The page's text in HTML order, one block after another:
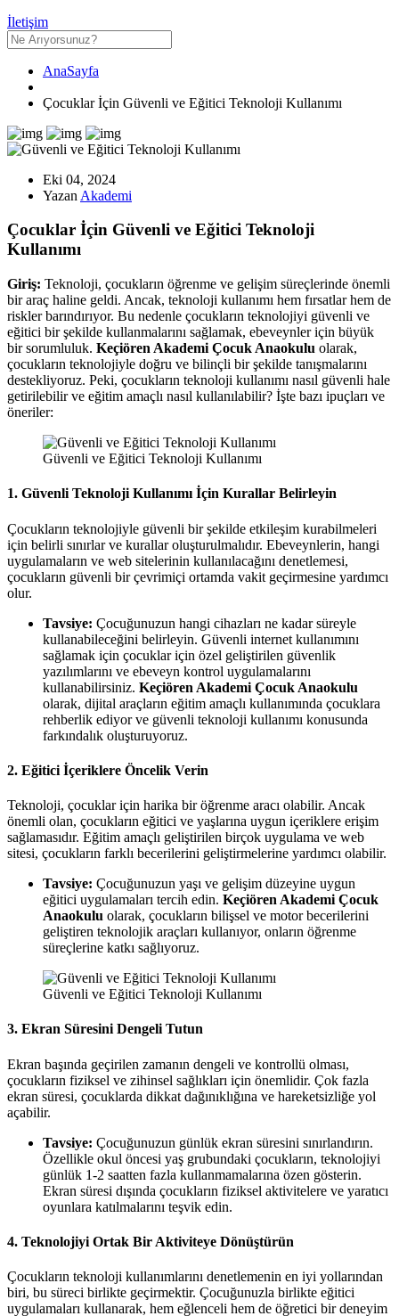
İletişim
AnaSayfa
Çocuklar İçin Güvenli ve Eğitici Teknoloji Kullanımı
Eki 04, 2024
Yazan Akademi
Çocuklar İçin Güvenli ve Eğitici Teknoloji
Kullanımı
Giriş: Teknoloji, çocukların öğrenme ve gelişim süreçlerinde önemli
bir araç haline geldi. Ancak, teknoloji kullanımı hem fırsatlar hem de
riskler barındırıyor. Bu nedenle çocukların teknolojiyi güvenli ve
eğitici bir şekilde kullanmalarını sağlamak, ebeveynler için büyük
bir sorumluluk. Keçiören Akademi Çocuk Anaokulu olarak,
çocukların teknolojiyle doğru ve bilinçli bir şekilde tanışmalarını
destekliyoruz. Peki, çocukların teknoloji kullanımı nasıl güvenli hale
getirilebilir ve eğitim amaçlı nasıl kullanılabilir? İşte bazı ipuçları ve
öneriler:
Güvenli ve Eğitici Teknoloji Kullanımı
1. Güvenli Teknoloji Kullanımı İçin Kurallar Belirleyin
Çocukların teknolojiyle güvenli bir şekilde etkileşim kurabilmeleri
için belirli sınırlar ve kurallar oluşturulmalıdır. Ebeveynlerin, hangi
uygulamaların ve web sitelerinin kullanılacağını denetlemesi,
çocukların güvenli bir çevrimiçi ortamda vakit geçirmesine yardımcı
olur.
Tavsiye: Çocuğunuzun hangi cihazları ne kadar süreyle
kullanabileceğini belirleyin. Güvenli internet kullanımını
sağlamak için çocuklar için özel geliştirilen güvenlik
yazılımlarını ve ebeveyn kontrol uygulamalarını
kullanabilirsiniz. Keçiören Akademi Çocuk Anaokulu
olarak, dijital araçların eğitim amaçlı kullanımında çocuklara
rehberlik ediyor ve güvenli teknoloji kullanımı konusunda
farkındalık oluşturuyoruz.
2. Eğitici İçeriklere Öncelik Verin
Teknoloji, çocuklar için harika bir öğrenme aracı olabilir. Ancak
önemli olan, çocukların eğitici ve yaşlarına uygun içeriklere erişim
sağlamasıdır. Eğitim amaçlı geliştirilen birçok uygulama ve web
sitesi, çocukların farklı becerilerini geliştirmelerine yardımcı olabilir.
Tavsiye: Çocuğunuzun yaşı ve gelişim düzeyine uygun
eğitici uygulamaları tercih edin. Keçiören Akademi Çocuk
Anaokulu olarak, çocukların bilişsel ve motor becerilerini
geliştiren teknolojik araçları kullanıyor, onların öğrenme
süreçlerine katkı sağlıyoruz.
Güvenli ve Eğitici Teknoloji Kullanımı
3. Ekran Süresini Dengeli Tutun
Ekran başında geçirilen zamanın dengeli ve kontrollü olması,
çocukların fiziksel ve zihinsel sağlıkları için önemlidir. Çok fazla
ekran süresi, çocuklarda dikkat dağınıklığına ve hareketsizliğe yol
açabilir.
Tavsiye: Çocuğunuzun günlük ekran süresini sınırlandırın.
Özellikle okul öncesi yaş grubundaki çocukların, teknolojiyi
günlük 1-2 saatten fazla kullanmamalarına özen gösterin.
Ekran süresi dışında çocukların fiziksel aktivitelere ve yaratıcı
oyunlara katılmalarını teşvik edin.
4. Teknolojiyi Ortak Bir Aktiviteye Dönüştürün
Çocukların teknoloji kullanımlarını denetlemenin en iyi yollarından
biri, bu süreci birlikte geçirmektir. Çocuğunuzla birlikte eğitici
uygulamaları kullanarak, hem eğlenceli hem de öğretici bir deneyim